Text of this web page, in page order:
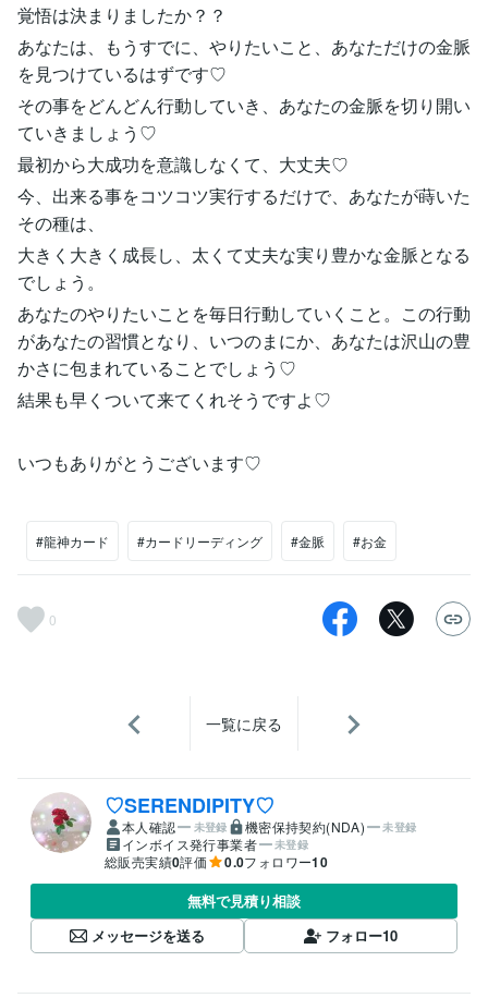
覚悟は決まりましたか？？
あなたは、もうすでに、やりたいこと、あなただけの金脈
を見つけているはずです♡
その事をどんどん行動していき、あなたの金脈を切り開い
ていきましょう♡
最初から大成功を意識しなくて、大丈夫♡
今、出来る事をコツコツ実行するだけで、あなたが蒔いた
その種は、
大きく大きく成長し、太くて丈夫な実り豊かな金脈となる
でしょう。
あなたのやりたいことを毎日行動していくこと。この行動
があなたの習慣となり、いつのまにか、あなたは沢山の豊
かさに包まれていることでしょう♡
結果も早くついて来てくれそうですよ♡
いつもありがとうございます♡
#龍神カード #カードリーディング #金脈 #お金
0
一覧に戻る
♡SERENDIPITY♡
本人確認 未登録 機密保持契約(NDA) 未登録
インボイス発行事業者 未登録
総販売実績0評価 0.0フォロワー10
無料で見積り相談
メッセージを送る
フォロー10